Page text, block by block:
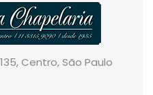
Centro, São Paulo